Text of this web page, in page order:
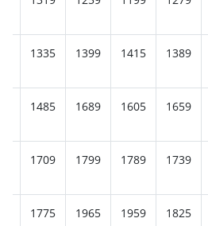
1335 1399 1415 1389
1485 1689 1605 1659
1709 1799 1789 1739
1775 1965 1959 1825